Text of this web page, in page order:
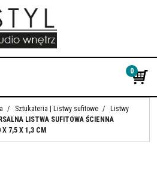
0
/ Sztukateria | Listwy sufitowe /
Listwy
LISTWA SUFITOWA ŚCIENNA
X 7,5 X 1,3 CM